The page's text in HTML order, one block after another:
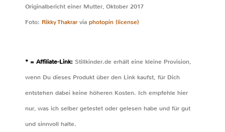
Originalbericht einer Mutter, Oktober 2017
Foto: Rikky Thakrarvia photopin (license)
* = Affiliate-Link: Stillkinder.de erhält eine kleine Provision,
wenn Du dieses Produkt über den Link kaufst, für Dich
entstehen dabei keine höheren Kosten. Ich empfehle hier
nur, was ich selber getestet oder gelesen habe und für gut
und sinnvoll halte.